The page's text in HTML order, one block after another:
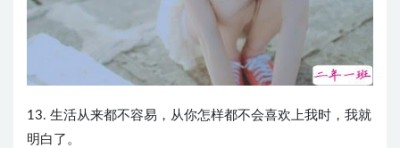
13. 生活从来都不容易，从你怎样都不会喜欢上我时，我就
明白了。